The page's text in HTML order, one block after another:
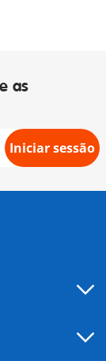
as
Iniciar sessão